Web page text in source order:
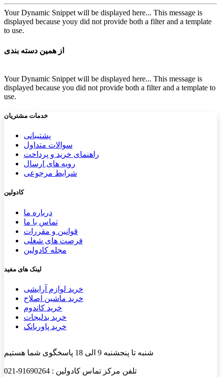
Your Dynamic Snippet will be displayed here... This message is
displayed because youy did not provide both a filter and a template
to use.
از همین دسته بندی
Your Dynamic Snippet will be displayed here... This message is
displayed because you did not provide both a filter and a template to
use.
خدمات مشتریان
پشتیب​​انی
سوالات متداول
راهنمای خرید و پرداخت
رویه های ارسال
شرایط مرجوعی
کادولین
درباره ما
تماس با ما
قوانین و مقررات
فرصت های شغلی
مجله کادولین
لینک های مفید
خرید لوازم آرایشی
خرید ماشین اصلاح
خرید کاندوم
خرید بدلیجات
خرید پاوربانک
شنبه تا پنجشنبه 9 الی 18 پاسخگوی شما هستیم
تلفن مرکز تماس کادولین : 91690264-021